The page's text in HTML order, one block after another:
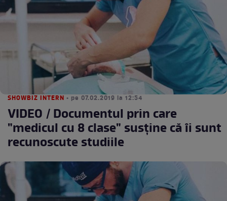
SHOWBIZ INTERN • pe 07.02.2019 la 12:54
VIDEO / Documentul prin care
"medicul cu 8 clase" susţine că îi sunt
recunoscute studiile